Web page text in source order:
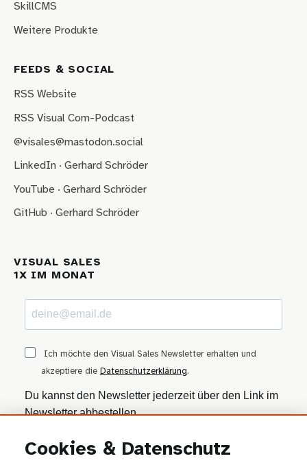
SkillCMS
Weitere Produkte
FEEDS & SOCIAL
RSS Website
RSS Visual Com-Podcast
@visales@mastodon.social
LinkedIn · Gerhard Schröder
YouTube · Gerhard Schröder
GitHub · Gerhard Schröder
VISUAL SALES
1X IM MONAT
Ich möchte den Visual Sales Newsletter erhalten und
akzeptiere die Datenschutzerklärung.
Du kannst den Newsletter jederzeit über den Link im
Newsletter abbestellen.
ANMELDEN
Cookies & Datenschutz